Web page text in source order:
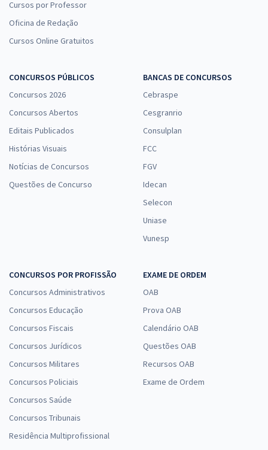
Cursos por Professor
Oficina de Redação
Cursos Online Gratuitos
CONCURSOS PÚBLICOS
Concursos 2026
Concursos Abertos
Editais Publicados
Histórias Visuais
Notícias de Concursos
Questões de Concurso
BANCAS DE CONCURSOS
Cebraspe
Cesgranrio
Consulplan
FCC
FGV
Idecan
Selecon
Uniase
Vunesp
CONCURSOS POR PROFISSÃO
Concursos Administrativos
Concursos Educação
Concursos Fiscais
Concursos Jurídicos
Concursos Militares
Concursos Policiais
Concursos Saúde
Concursos Tribunais
Residência Multiprofissional
EXAME DE ORDEM
OAB
Prova OAB
Calendário OAB
Questões OAB
Recursos OAB
Exame de Ordem